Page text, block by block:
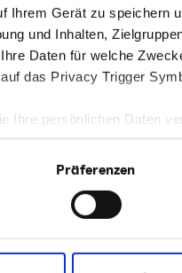
Ihrem Gerät zu speichern
und Inhalten,
Daten für welche
das Privacy Trigger
Ihre persönlichen Daten
und Anzeigen zu
zu analysieren.
Präferenzen